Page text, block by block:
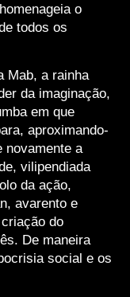
o
todos os
Mab, a rainha
da imaginação,
em que
aproximando-
novamente a
vilipendiada
da ação,
avarento e
do
De maneira
social e os